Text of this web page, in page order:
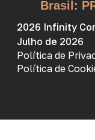
Brasil:
2026 Infinity
Julho de 2026
Política de
Política de